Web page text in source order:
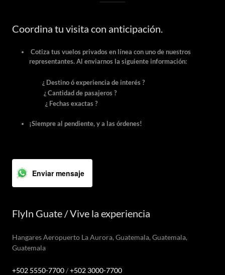
Coordina tu visita con anticipación.
Cotiza tus vuelos privados en línea con uno de nuestros
representantes. Al enviarnos la siguiente información:
¿ Destino ó experiencia de interés ?
¿ Cantidad de pasajeros ?
¿ Fechas exactas ?
¡Siempre al pendiente, y a las órdenes!
Enviar mensaje
FlyIn Guate / Vive la experiencia
Hangares Aeropuerto La Aurora, Guatemala, Guatemala,
Guatemala
+502 5550-7700/+502 3000-7700